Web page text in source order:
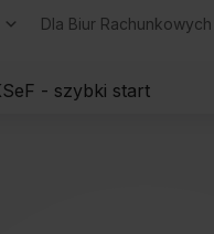
Dla Biur Rachunkowych
- szybki start